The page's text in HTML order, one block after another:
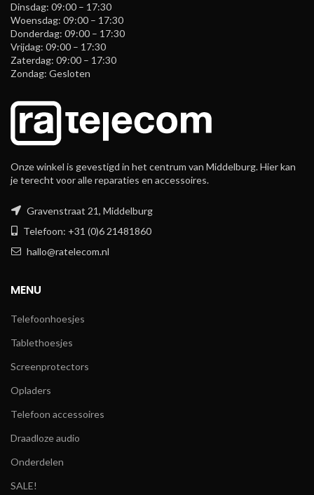
Dinsdag: 09:00 – 17:30
Woensdag: 09:00 – 17:30
Donderdag: 09:00 – 17:30
Vrijdag: 09:00 – 17:30
Zaterdag: 09:00 – 17:30
Zondag: Gesloten
Onze winkel is gevestigd in het centrum van Middelburg. Hier kan
je terecht voor alle reparaties en accessoires.
Gravenstraat 21, Middelburg
Telefoon: +31 (0)6 21481860
hallo@ratelecom.nl
MENU
Telefoonhoesjes
Tablethoesjes
Screenprotectors
Opladers
Telefoon accessoires
Draadloze audio
Onderdelen
SALE!